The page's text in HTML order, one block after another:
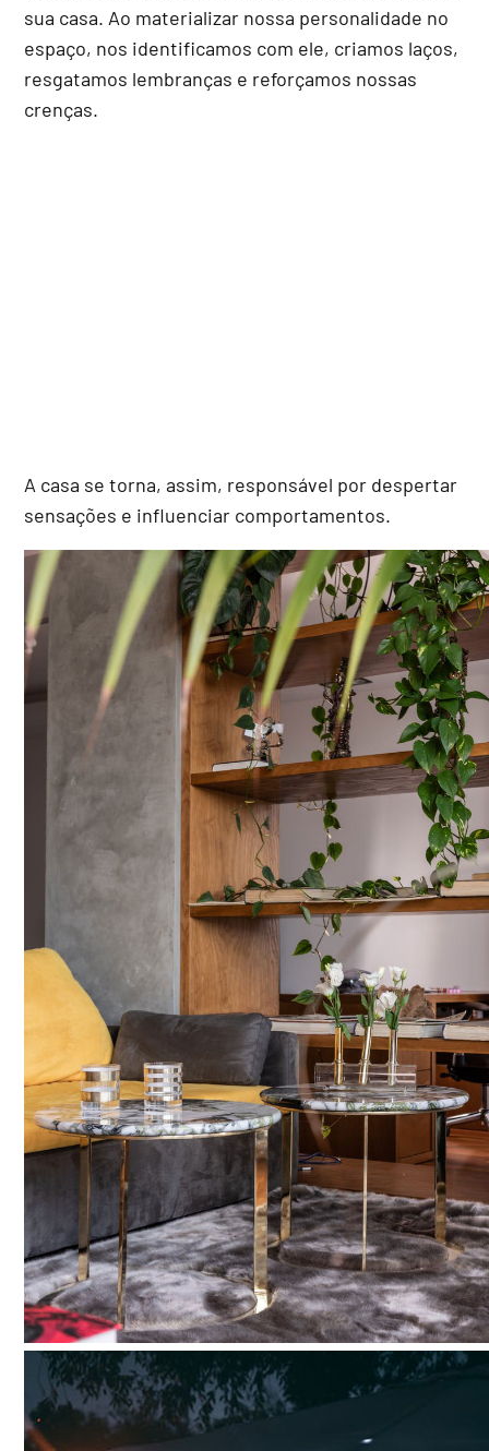
sua casa. Ao materializar nossa personalidade no
espaço, nos identificamos com ele, criamos laços,
resgatamos lembranças e reforçamos nossas
crenças.
A casa se torna, assim, responsável por despertar
sensações e influenciar comportamentos.